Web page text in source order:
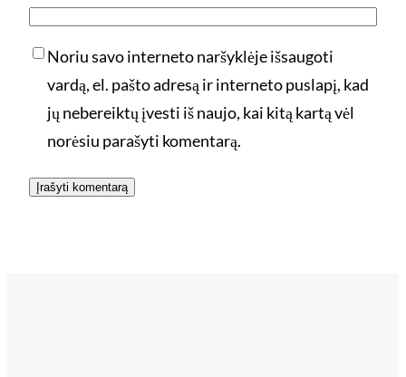
Noriu savo interneto naršyklėje išsaugoti
vardą, el. pašto adresą ir interneto puslapį, kad
jų nebereiktų įvesti iš naujo, kai kitą kartą vėl
norėsiu parašyti komentarą.